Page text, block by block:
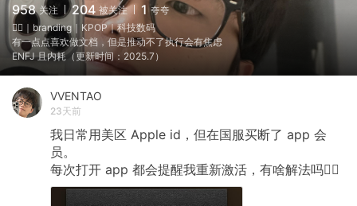
958 关注 204 被关注 1 夸夸
🏳️‍🌈｜branding｜KPOP｜科技数码
有一点点喜欢做文档，但是推动不了执行会有焦虑
ENFJ 且内耗（更新时间：2025.7）
VVENTAO
23天前
我日常用美区 Apple id，但在国服买断了 app 会
员。
每次打开 app 都会提醒我重新激活，有啥解法吗😮‍💨